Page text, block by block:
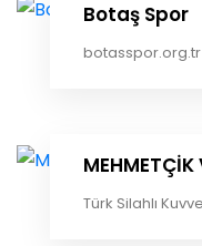
Botaş Spor
botasspor.org.tr
MEHMETÇİK
Türk Silahlı